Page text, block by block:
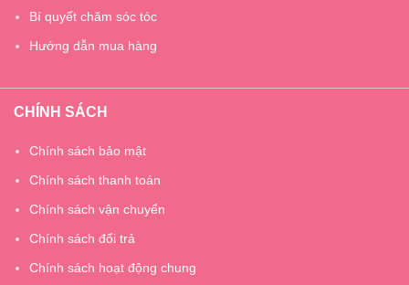
Bí quyết chăm sóc tóc
Hướng dẫn mua hàng
CHÍNH SÁCH
Chính sách bảo mật
Chính sách thanh toán
Chính sách vận chuyển
Chính sách đổi trả
Chính sách hoạt động chung